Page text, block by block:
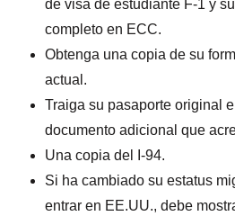
de visa de estudiante F-1 y
completo en ECC.
Obtenga una copia de su
actual.
Traiga su pasaporte original
documento adicional que
Una copia del I-94.
Si ha cambiado su estatus
entrar en EE.UU., debe